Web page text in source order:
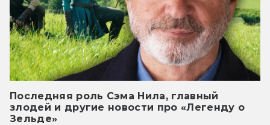
Последняя роль Сэма Нила, главный
злодей и другие новости про «Легенду о
Зельде»